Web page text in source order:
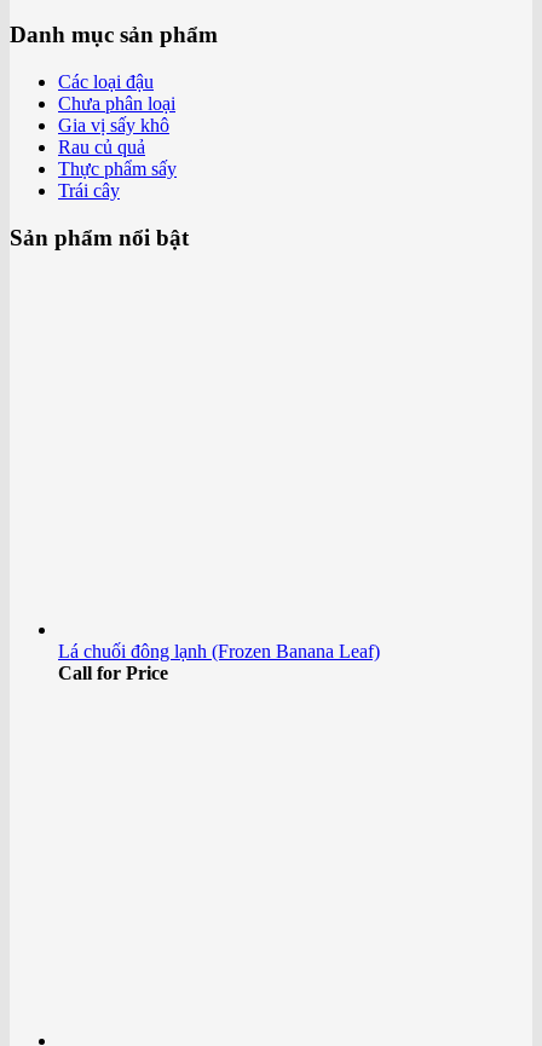
Danh mục sản phẩm
Các loại đậu
Chưa phân loại
Gia vị sấy khô
Rau củ quả
Thực phẩm sấy
Trái cây
Sản phẩm nổi bật
Lá chuối đông lạnh (Frozen Banana Leaf)
Call for Price